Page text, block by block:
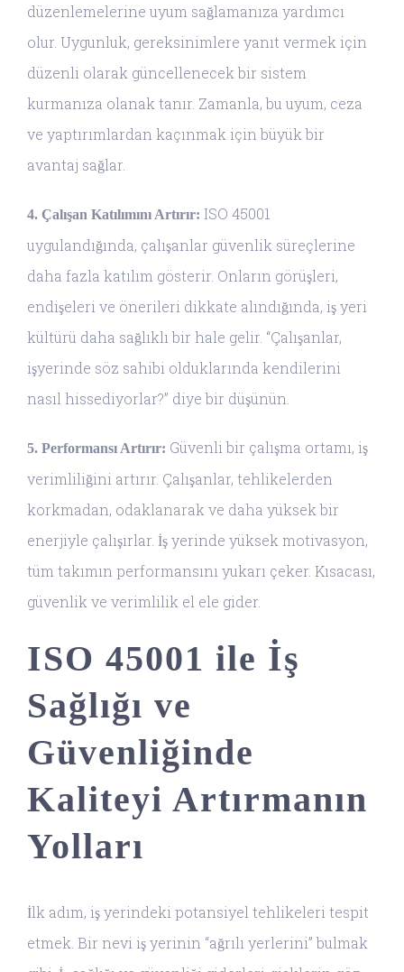
düzenlemelerine uyum sağlamanıza yardımcı
olur. Uygunluk, gereksinimlere yanıt vermek için
düzenli olarak güncellenecek bir sistem
kurmanıza olanak tanır. Zamanla, bu uyum, ceza
ve yaptırımlardan kaçınmak için büyük bir
avantaj sağlar.
4. Çalışan Katılımını Artırır: ISO 45001
uygulandığında, çalışanlar güvenlik süreçlerine
daha fazla katılım gösterir. Onların görüşleri,
endişeleri ve önerileri dikkate alındığında, iş yeri
kültürü daha sağlıklı bir hale gelir. “Çalışanlar,
işyerinde söz sahibi olduklarında kendilerini
nasıl hissediyorlar?” diye bir düşünün.
5. Performansı Artırır: Güvenli bir çalışma ortamı, iş
verimliliğini artırır. Çalışanlar, tehlikelerden
korkmadan, odaklanarak ve daha yüksek bir
enerjiyle çalışırlar. İş yerinde yüksek motivasyon,
tüm takımın performansını yukarı çeker. Kısacası,
güvenlik ve verimlilik el ele gider.
ISO 45001 ile İş
Sağlığı ve
Güvenliğinde
Kaliteyi Artırmanın
Yolları
İlk adım, iş yerindeki potansiyel tehlikeleri tespit
etmek. Bir nevi iş yerinin “ağrılı yerlerini” bulmak